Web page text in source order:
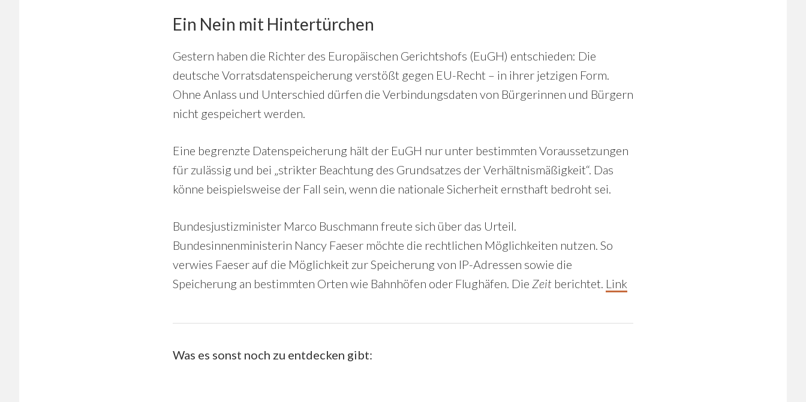
Ein Nein mit Hintertürchen
Gestern haben die Richter des Europäischen Gerichtshofs (EuGH) entschieden: Die
deutsche Vorratsdatenspeicherung verstößt gegen EU-Recht – in ihrer jetzigen Form.
Ohne Anlass und Unterschied dürfen die Verbindungsdaten von Bürgerinnen und Bürgern
nicht gespeichert werden.
Eine begrenzte Datenspeicherung hält der EuGH nur unter bestimmten Voraussetzungen
für zulässig und bei „strikter Beachtung des Grundsatzes der Verhältnismäßigkeit“. Das
könne beispielsweise der Fall sein, wenn die nationale Sicherheit ernsthaft bedroht sei.
Bundesjustizminister Marco Buschmann freute sich über das Urteil.
Bundesinnenministerin Nancy Faeser möchte die rechtlichen Möglichkeiten nutzen. So
verwies Faeser auf die Möglichkeit zur Speicherung von IP-Adressen sowie die
Speicherung an bestimmten Orten wie Bahnhöfen oder Flughäfen. Die Zeit berichtet. Link
Was es sonst noch zu entdecken gibt: